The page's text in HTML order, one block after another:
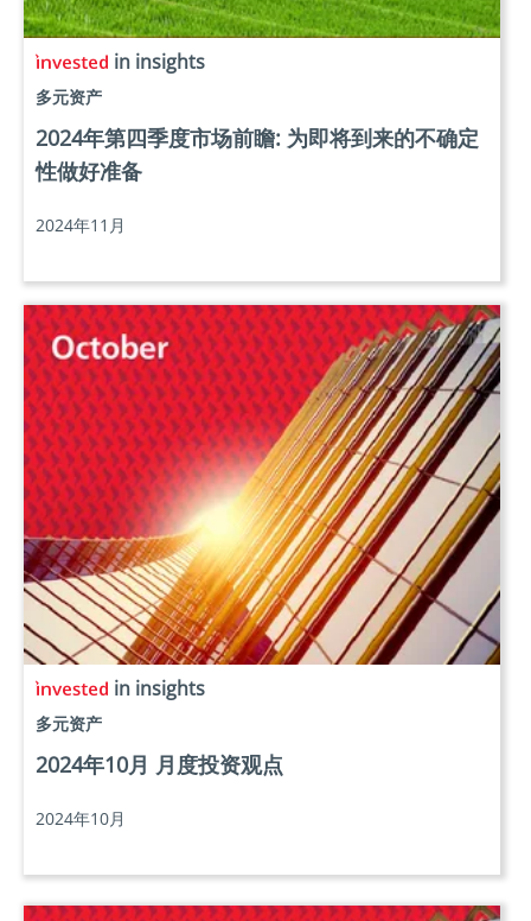
in insights
多元资产
2024年第四季度市场前瞻: 为即将到来的不确定
性做好准备
2024年11月
in insights
多元资产
2024年10月 月度投资观点
2024年10月